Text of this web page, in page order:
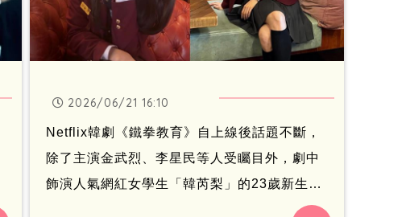
2026/06/21 16:10
Netflix韓劇《鐵拳教育》自上線後話題不斷，
除了主演金武烈、李星民等人受矚目外，劇中
飾演人氣網紅女學生「韓芮梨」的23歲新生代
演員朴敘允，憑藉亮眼外型與自然演技成功打